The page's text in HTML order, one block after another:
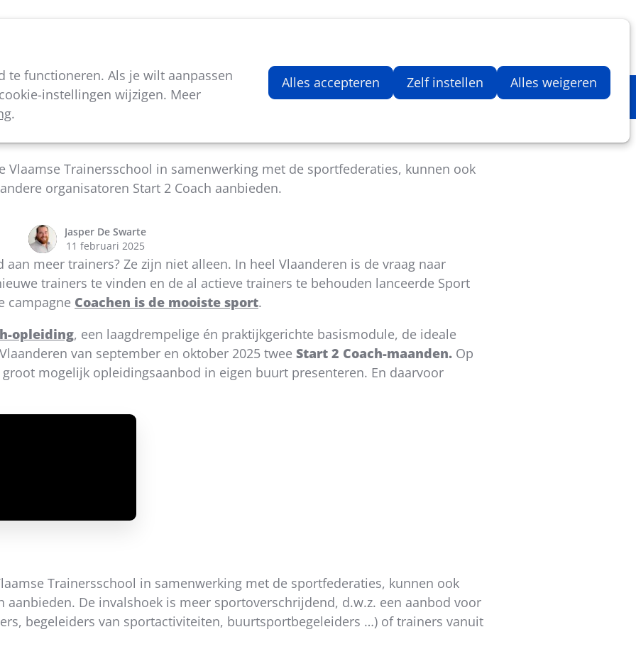
te functioneren. Als je wilt aanpassen
instellingen wijzigen. Meer
.
Alles accepteren Zelf instellen Alles weigeren
Aantal artikelen in
Start 2 Coach in jouw stad of gemeente?
Trainersschool in samenwerking met de sportfederaties, kunnen ook
organisatoren Start 2 Coach aanbieden.
Jasper De Swarte
11 februari 2025
meer trainers? Ze zijn niet alleen. In heel Vlaanderen is de vraag naar
trainers te vinden en de al actieve trainers te behouden lanceerde Sport
campagne Coachen is de mooiste sport.
opleiding, een laagdrempelige én praktijkgerichte basismodule, de ideale
van september en oktober 2025 twee Start 2 Coach-maanden. Op
mogelijk opleidingsaanbod in eigen buurt presenteren. En daarvoor
Trainersschool in samenwerking met de sportfederaties, kunnen ook
De invalshoek is meer sportoverschrijdend, d.w.z. een aanbod voor
begeleiders van sportactiviteiten, buurtsportbegeleiders …) of trainers vanuit